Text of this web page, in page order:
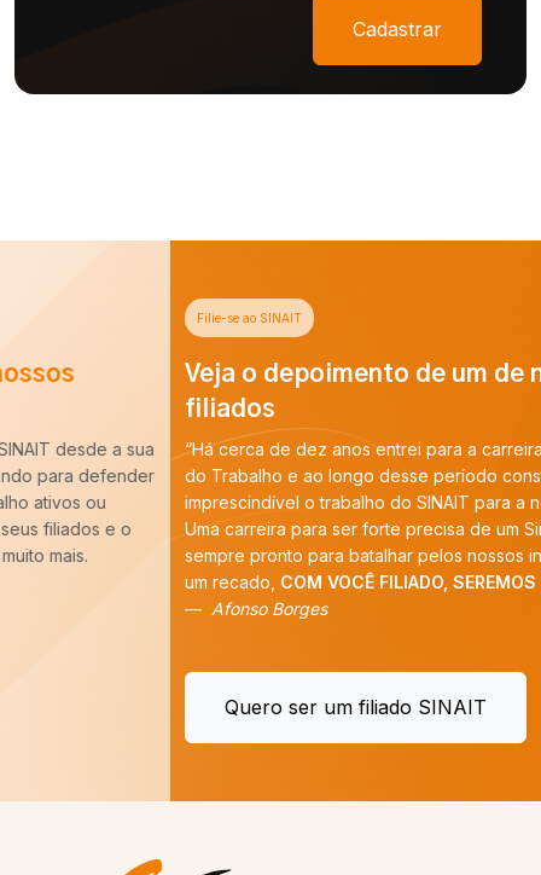
Cadastrar
Veja o depoimento de um de nossos
“Há cerca de dez anos entrei para a carreira de Auditoria-Fiscal
do Trabalho e ao longo desse período constatei que é
imprescindível o trabalho do SINAIT para a nossa categoria.
Uma carreira para ser forte precisa de um Sindicato forte,
sempre pronto para batalhar pelos nossos interesses. E tenho
COM VOCÊ FILIADO, SEREMOS MAIS!”
Quero ser um filiado SINAIT